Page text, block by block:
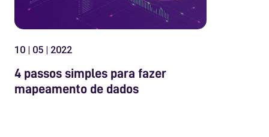
10 | 05 | 2022
4 passos simples para fazer
mapeamento de dados